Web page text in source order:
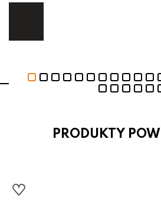
PRODUKTY